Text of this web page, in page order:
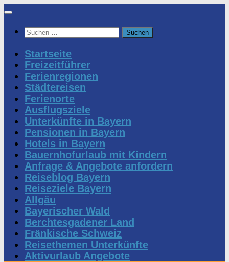
Zum
springenSuchen
Startseite
Freizeitführer
Ferienregionen
Städtereisen
Ferienorte
Ausflugsziele
Unterkünfte in Bayern
Pensionen in Bayern
Hotels in Bayern
Bauernhofurlaub mit Kindern
Anfrage & Angebote anfordern
Reiseblog Bayern
Reiseziele Bayern
Allgäu
Bayerischer Wald
Berchtesgadener Land
Fränkische Schweiz
Reisethemen Unterkünfte
Aktivurlaub Angebote